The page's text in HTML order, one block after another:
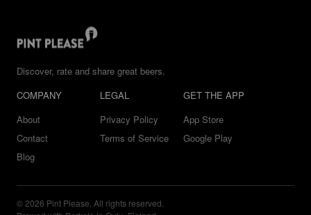
Discover, rate and share great beers.
COMPANY
About
Contact
Blog
LEGAL
Privacy Policy
Terms of Service
GET THE APP
App Store
Google Play
© 2026 Pint Please. All rights reserved.